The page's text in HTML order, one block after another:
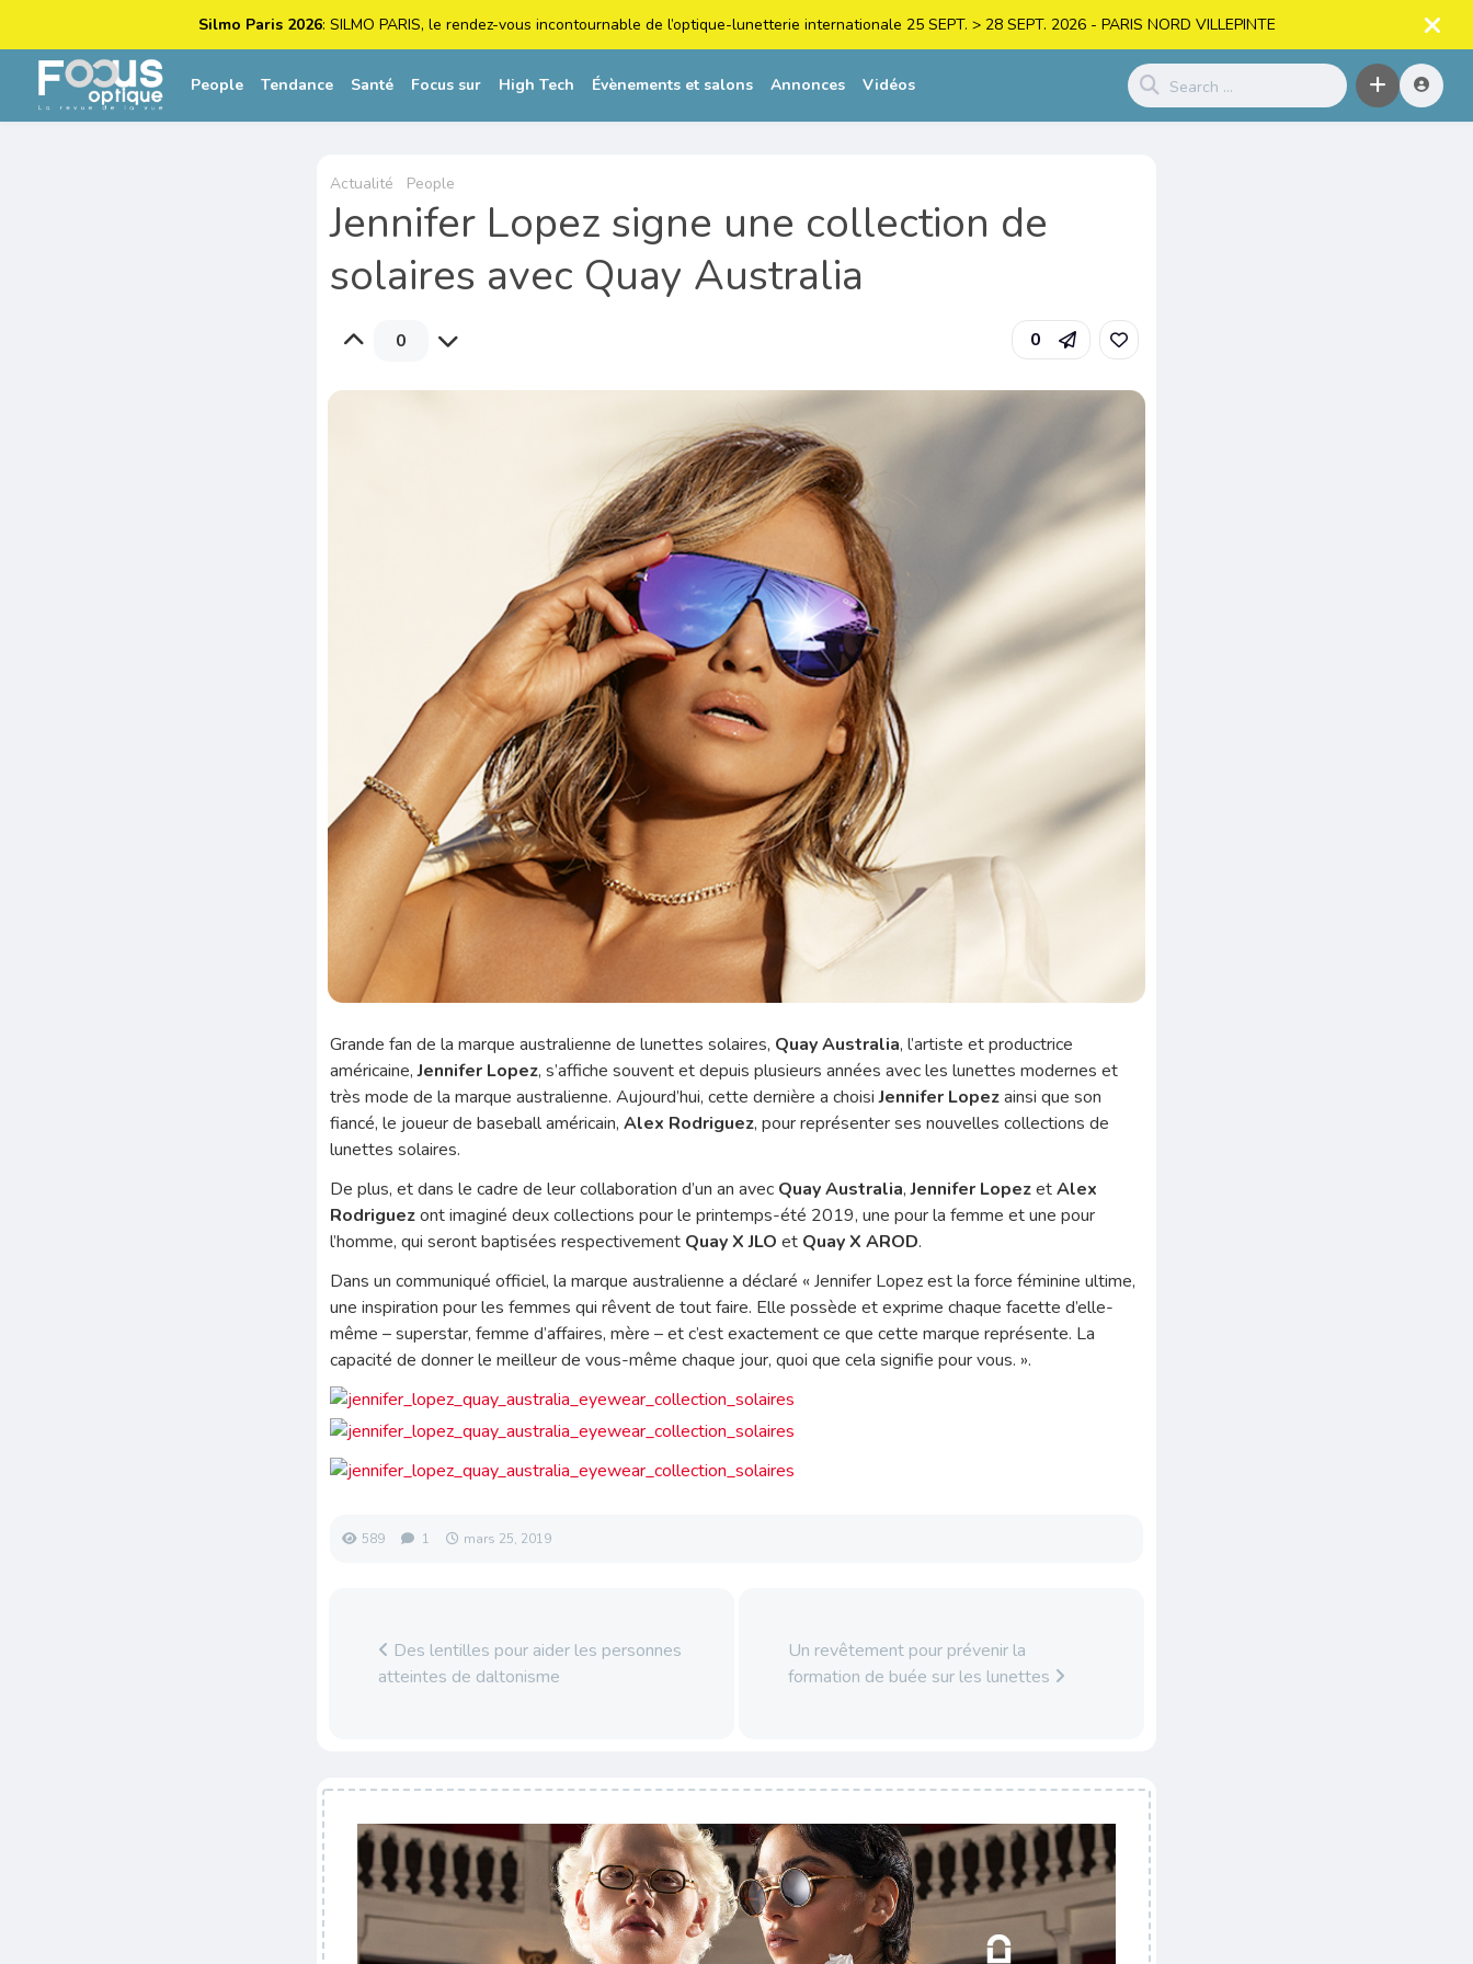
Silmo Paris 2026: SILMO PARIS, le rendez-vous incontournable de l’optique-lunetterie internationale 25 SEPT. > 28 SEPT. 2026 - PARIS NORD VILLEPINTE
People Tendance Santé Focus sur High Tech Évènements et salons Annonces Vidéos
Actualité People
Jennifer Lopez signe une collection de
solaires avec Quay Australia
0 0
Grande fan de la marque australienne de lunettes solaires, Quay Australia, l’artiste et productrice
américaine,Jennifer Lopez, s’affiche souvent et depuis plusieurs années avec les lunettes modernes et
très mode de la marque australienne. Aujourd’hui, cette dernière a choisiJennifer Lopezainsi que son
fiancé, le joueur de baseball américain,Alex Rodriguez, pour représenter ses nouvelles collections de
lunettes solaires.
De plus, et dans le cadre de leur collaboration d’un an avec Quay Australia,Jennifer LopezetAlex
Rodriguezont imaginé deux collections pour le printemps-été 2019, une pour la femme et une pour
l’homme, qui seront baptisées respectivement Quay X JLO et Quay X AROD.
Dans un communiqué officiel, la marque australienne a déclaré « Jennifer Lopez est la force féminine ultime,
une inspiration pour les femmes qui rêvent de tout faire. Elle possède et exprime chaque facette d’elle-
même – superstar, femme d’affaires, mère – et c’est exactement ce que cette marque représente. La
capacité de donner le meilleur de vous-même chaque jour, quoi que cela signifie pour vous. ».
589 1 mars 25, 2019
Des lentilles pour aider les personnes
atteintes de daltonisme
Un revêtement pour prévenir la
formation de buée sur les lunettes